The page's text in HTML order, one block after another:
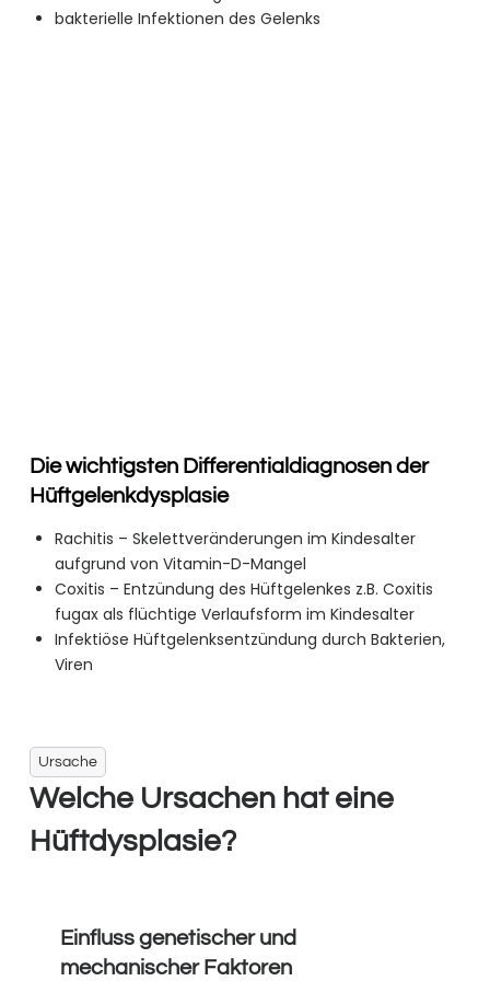
bakterielle Infektionen des Gelenks
Die wichtigsten Differen­tial­diagnosen der
Hüftgelenkdysplasie
Rachitis – Skelettveränderungen im Kindesalter
aufgrund von Vitamin-D-Mangel
Coxitis – Entzündung des Hüftgelenkes z.B. Coxitis
fugax als flüchtige Verlaufsform im Kindesalter
Infektiöse Hüftgelenksentzündung durch Bakterien,
Viren
Ursache
Welche Ursachen hat eine
Hüftdysplasie?
Einfluss genetischer und
mechanischer Faktoren